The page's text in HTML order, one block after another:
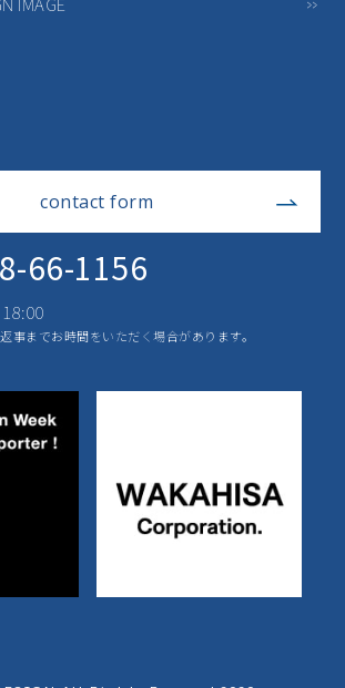
contact form
66-1156
事までお時間をいただく場合があります。